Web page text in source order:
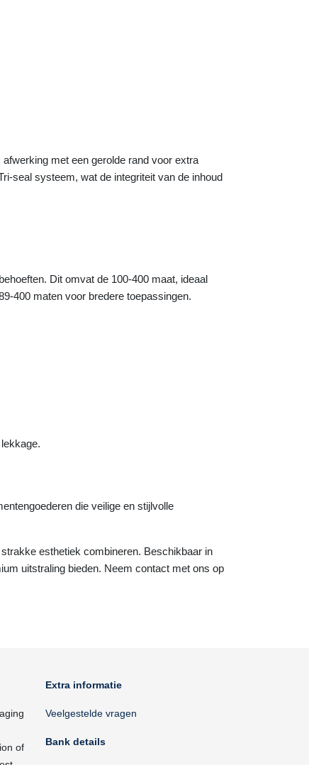
met een gerolde rand voor extra
seal systeem, wat de integriteit van de inhoud
Dit omvat de 100-400 maat, ideaal
400 maten voor bredere toepassingen.
die veilige en stijlvolle
esthetiek combineren. Beschikbaar in
uitstraling bieden. Neem contact met ons op
of
Extra informatie
Veelgestelde vragen
Bank details